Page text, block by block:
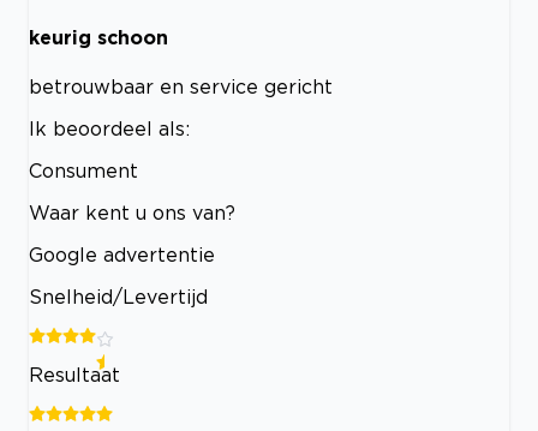
keurig schoon
betrouwbaar en service gericht
Ik beoordeel als:
Consument
Waar kent u ons van?
Google advertentie
Snelheid/Levertijd
Resultaat